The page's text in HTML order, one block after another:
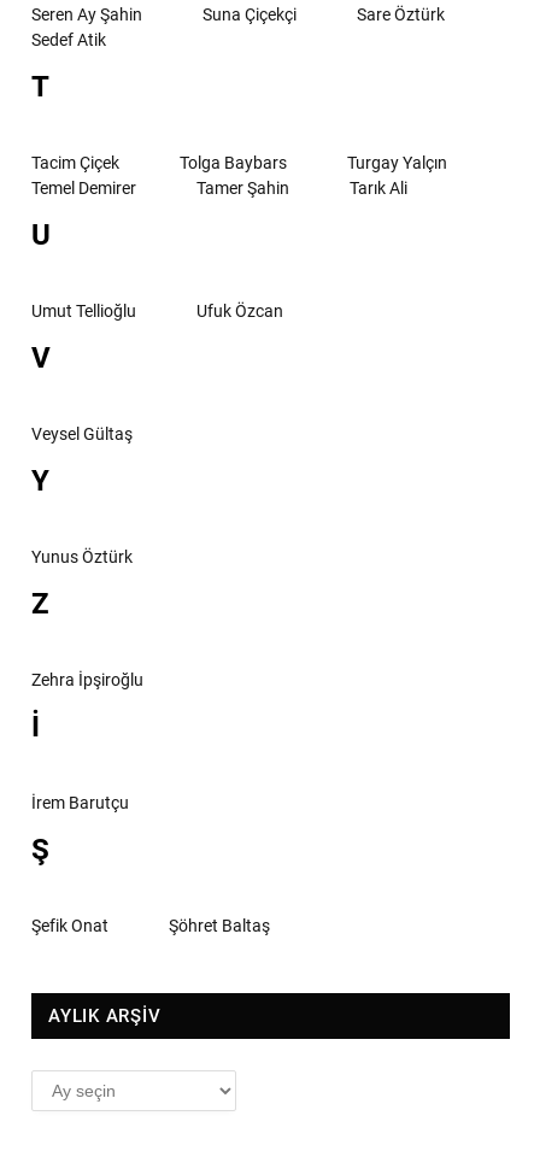
Seren Ay Şahin
Suna Çiçekçi
Sare Öztürk
Sedef Atik
T
Tacim Çiçek Tolga Baybars
Turgay Yalçın
Temel Demirer
Tamer Şahin Tarık Ali
U
Umut Tellioğlu Ufuk Özcan
V
Veysel Gültaş
Y
Yunus Öztürk
Z
Zehra İpşiroğlu
İ
İrem Barutçu
Ş
Şefik Onat Şöhret Baltaş
AYLIK ARŞİV
AYLIK
ARŞİV